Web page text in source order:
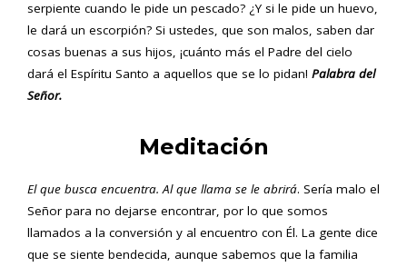
serpiente cuando le pide un pescado? ¿Y si le pide un huevo,
le dará un escorpión? Si ustedes, que son malos, saben dar
cosas buenas a sus hijos, ¡cuánto más el Padre del cielo
dará el Espíritu Santo a aquellos que se lo pidan! Palabra del
Señor.
Meditación
El que busca encuentra. Al que llama se le abrirá. Sería malo el
Señor para no dejarse encontrar, por lo que somos
llamados a la conversión y al encuentro con Él. La gente dice
que se siente bendecida, aunque sabemos que la familia